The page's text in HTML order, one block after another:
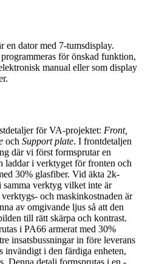
dator med 7-tumsdisplay.
för önskad ­funktion,
manual eller som display
för VA-projektet: Front,
och Support plate. I frontdetaljen
där vi först formsprutar en
laddar i verktyget för fronten och
30% glasfiber. Vid äkta 2k-
samma verktyg vilket inte är
och maskin­kostnaden är
av omgivande ljus så att den
till rätt skärpa och kontrast.
i PA66 armerat med 30%
insatsbussningar in före leverans
invändigt i den färdiga enheten,
Denna detalj formsprutas i en